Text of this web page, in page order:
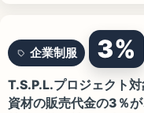
企業制服 3%
T.S.P.L.プロジェクト
資材の販売代金の3％が